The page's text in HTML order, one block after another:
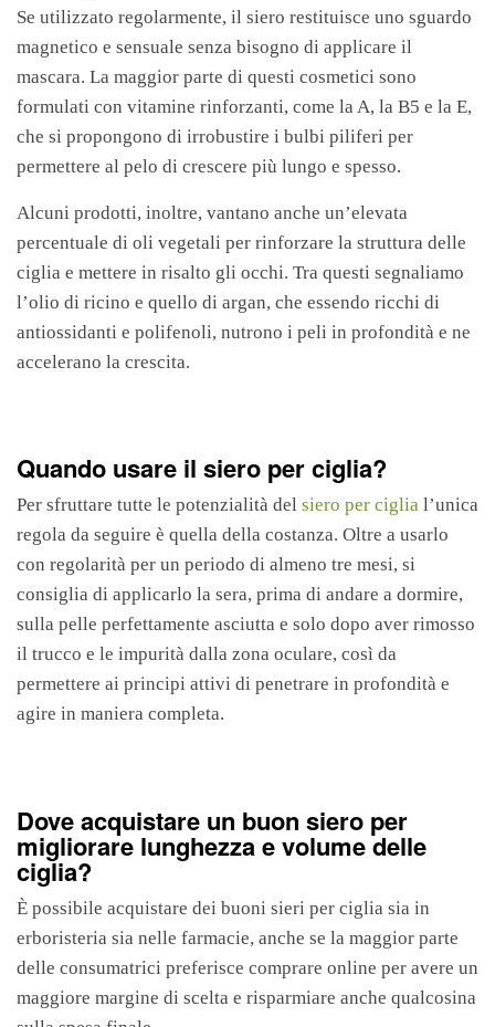
Se utilizzato regolarmente, il siero restituisce uno sguardo
magnetico e sensuale senza bisogno di applicare il
mascara. La maggior parte di questi cosmetici sono
formulati con vitamine rinforzanti, come la A, la B5 e la E,
che si propongono di irrobustire i bulbi piliferi per
permettere al pelo di crescere più lungo e spesso.
Alcuni prodotti, inoltre, vantano anche un’elevata
percentuale di oli vegetali per rinforzare la struttura delle
ciglia e mettere in risalto gli occhi. Tra questi segnaliamo
l’olio di ricino e quello di argan, che essendo ricchi di
antiossidanti e polifenoli, nutrono i peli in profondità e ne
accelerano la crescita.
Quando usare il siero per ciglia?
Per sfruttare tutte le potenzialità del siero per ciglia l’unica
regola da seguire è quella della costanza. Oltre a usarlo
con regolarità per un periodo di almeno tre mesi, si
consiglia di applicarlo la sera, prima di andare a dormire,
sulla pelle perfettamente asciutta e solo dopo aver rimosso
il trucco e le impurità dalla zona oculare, così da
permettere ai principi attivi di penetrare in profondità e
agire in maniera completa.
Dove acquistare un buon siero per
migliorare lunghezza e volume delle
ciglia?
È possibile acquistare dei buoni sieri per ciglia sia in
erboristeria sia nelle farmacie, anche se la maggior parte
delle consumatrici preferisce comprare online per avere un
maggiore margine di scelta e risparmiare anche qualcosina